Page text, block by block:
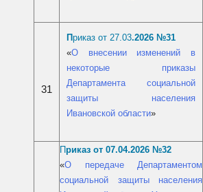
31
Приказ от 27.03.2026 №31
«О внесении изменений в
некоторые приказы
Департамента социальной
защиты населения
Ивановской области»
Приказ от 07.04.2026 №32
«О передаче Департаментом
социальной защиты населения